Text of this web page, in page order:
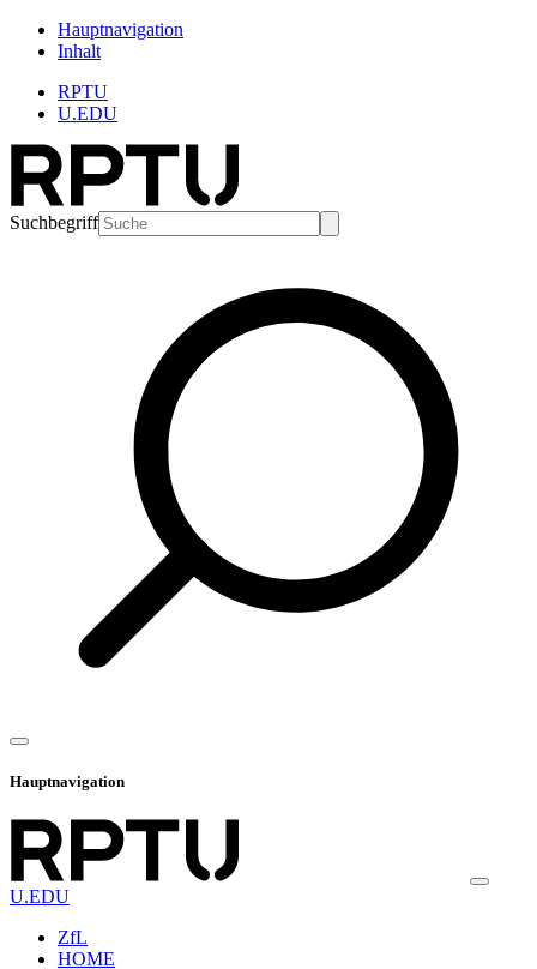
Hauptnavigation
Inhalt
RPTU
U.EDU
Suchbegriff
Hauptnavigation
U.EDU
ZfL
HOME